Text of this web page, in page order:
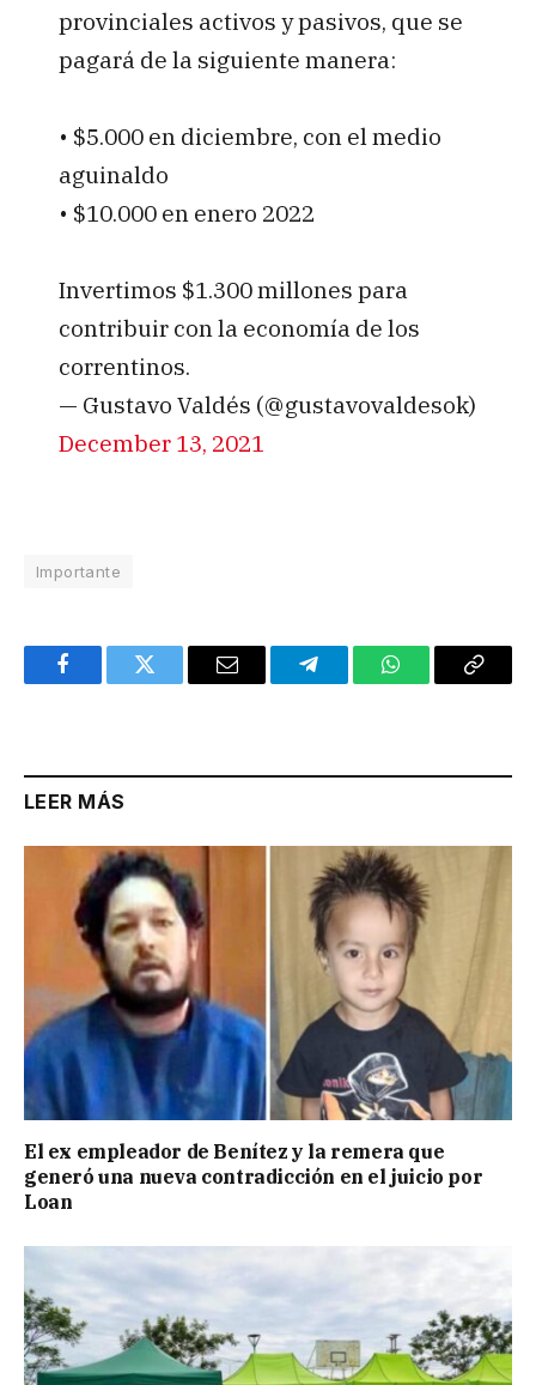
provinciales activos y pasivos, que se
pagará de la siguiente manera:
• $5.000 en diciembre, con el medio
aguinaldo
• $10.000 en enero 2022
Invertimos $1.300 millones para
contribuir con la economía de los
correntinos.
— Gustavo Valdés (@gustavovaldesok)
December 13, 2021
Importante
FacebookTwitter Email TelegramWhatsAppCopy
LEER MÁS
El ex empleador de Benítez y la remera que
generó una nueva contradicción en el juicio por
Loan